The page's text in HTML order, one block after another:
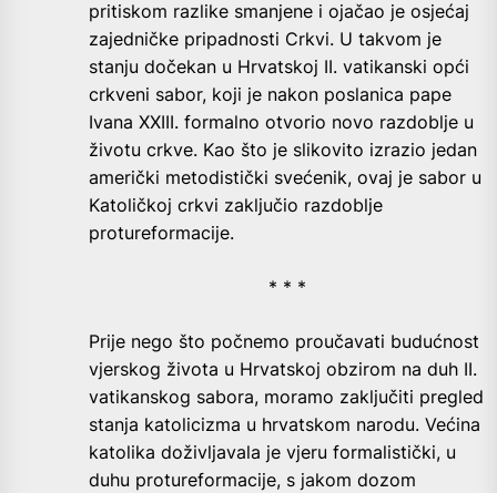
pritiskom razlike smanjene i ojačao je osjećaj
zajedničke pripadnosti Crkvi. U takvom je
stanju dočekan u Hrvatskoj II. vatikanski opći
crkveni sabor, koji je nakon poslanica pape
Ivana XXIII. formalno otvorio novo razdoblje u
životu crkve. Kao što je slikovito izrazio jedan
američki metodistički svećenik, ovaj je sabor u
Katoličkoj crkvi zaključio razdoblje
protureformacije.
* * *
Prije nego što počnemo proučavati budućnost
vjerskog života u Hrvatskoj obzirom na duh II.
vatikanskog sabora, moramo zaključiti pregled
stanja katolicizma u hrvatskom narodu. Većina
katolika doživljavala je vjeru formalistički, u
duhu protureformacije, s jakom dozom